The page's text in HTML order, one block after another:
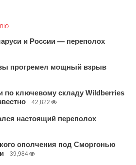
и России — переполох
прогремел мощный взрыв
по ключевому складу Wildberries
42,822
настоящий переполох
ополчения под Сморгонью
39,984